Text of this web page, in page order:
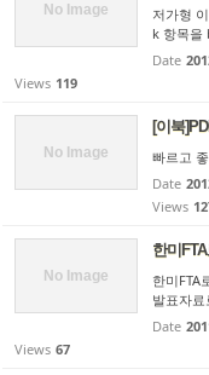
No Image
저가형
k 항목을
일 포멧
Date
Views 119
No Image
[이북
빠르고
Date
Views
No Image
한미
한미FTA
발표자
법 조항
아닙니
Date
Views 67